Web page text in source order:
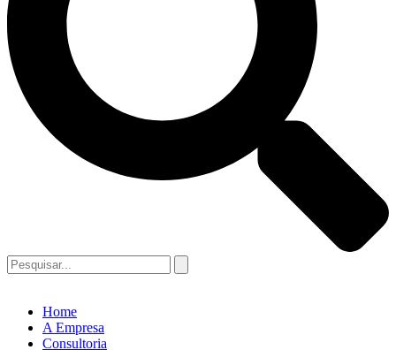
Home
A Empresa
Consultoria